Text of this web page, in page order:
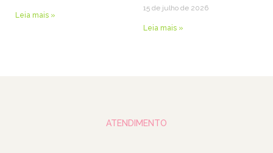
Leia mais »
15 de julho de 2026
Leia mais »
ATENDIMENTO